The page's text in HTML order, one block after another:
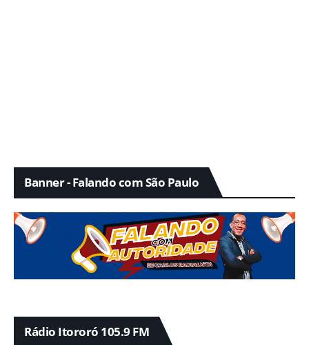
Banner - Falando com São Paulo
Rádio Itororó 105.9 FM